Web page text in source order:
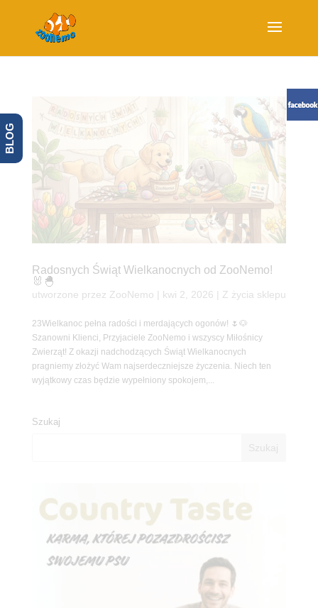
Radosnych Świąt Wielkanocnych od ZooNemo!
🐰🐣
utworzone przez ZooNemo kwi 2, 2026 Z życia sklepu
23Wielkanoc pełna radości i merdających ogonów! 🌷🐶
Szanowni Klienci, Przyjaciele ZooNemo i wszyscy Miłośnicy
Zwierząt! Z okazji nadchodzących Świąt Wielkanocnych
pragniemy złożyć Wam najserdeczniejsze życzenia. Niech ten
wyjątkowy czas będzie wypełniony spokojem,...
Szukaj
BLOG